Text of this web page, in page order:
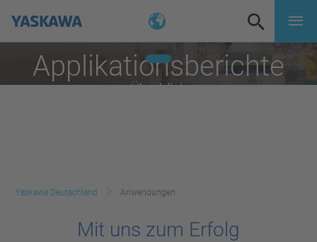
Applikationsberichte
Überblick
Yaskawa Deutschland Anwendungen
Mit uns zum Erfolg